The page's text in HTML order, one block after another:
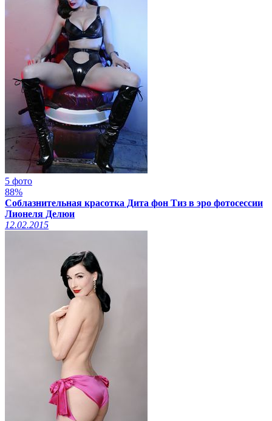
5 фото
88%
Соблазнительная красотка Дита фон Тиз в эро фотосессии
Лионеля Делюи
12.02.2015